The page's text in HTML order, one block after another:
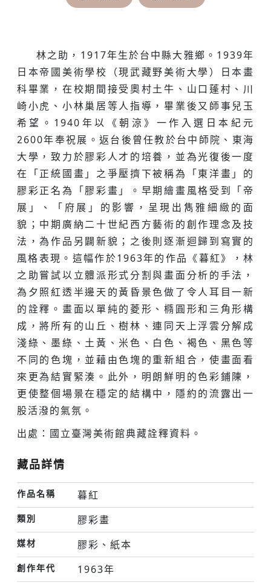
林之助，1917年生於台中縣大雅鄉。1939年
日本帝國美術學校（現武藏野美術大學）日本畫
科畢業，在校期間接受奧村土牛、山口蓬村、川
崎小虎、小林巢居等人指導，畢業後又師事兒玉
希望。1940年以《朝涼》一作入選日本紀元
2600年奉祝展。返台後曾任教於台中師院、東海
大學，致力於膠彩人才的培養，並為光復後一度
在「正統國畫」之爭壓擠下被稱為「東洋畫」的
膠彩正名為「膠彩畫」。早期繪畫風格受到「帝
展」、「府展」的影響，呈現出雋雅細緻的面
貌；中期廣納二十世紀西方藝術的創作理念及技
法，為作品另闢新貌；之後則逐漸迴歸到寫實的
風格表現。這幅作於1963年的作品《暮紅》，林
之助嘗試以立體派形式分割與畫面分析的手法，
為夕照紅透半邊天的黃昏景色做了令人耳目一新
的詮釋。畫面以單純的菱形、橢圓形和三角形構
成，將所有的山丘、樹林、連同天上浮雲分解成
淺綠、墨綠、土黃、米色、白色、褐色、黑色等
不同的色塊，並藉由色塊的重新組合，使畫面看
來更為結實緊湊。此外，明朗鮮明的色彩鋪陳，
更使整個場景在穩定的結構中，隱約的流露出一
股活潑的氣氛。
出處：國立臺灣美術館典藏詮釋資料。
藏品詳情
作品名稱 暮紅
類別 膠彩畫
媒材 膠彩、紙本
創作年代 1963年